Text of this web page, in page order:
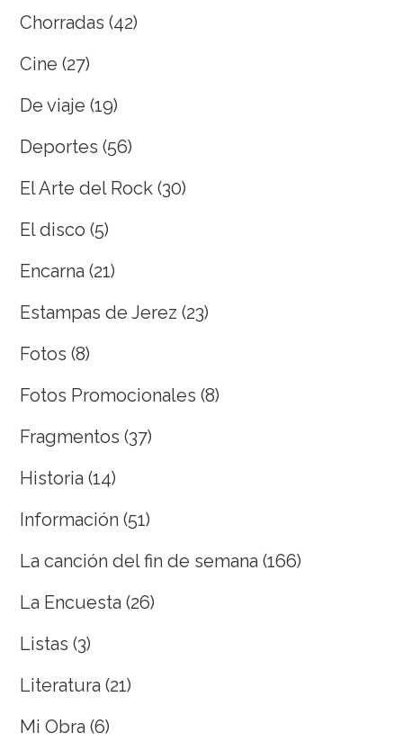
Chorradas (42)
Cine (27)
De viaje (19)
Deportes (56)
El Arte del Rock (30)
El disco (5)
Encarna (21)
Estampas de Jerez (23)
Fotos (8)
Fotos Promocionales (8)
Fragmentos (37)
Historia (14)
Información (51)
La canción del fin de semana (166)
La Encuesta (26)
Listas (3)
Literatura (21)
Mi Obra (6)